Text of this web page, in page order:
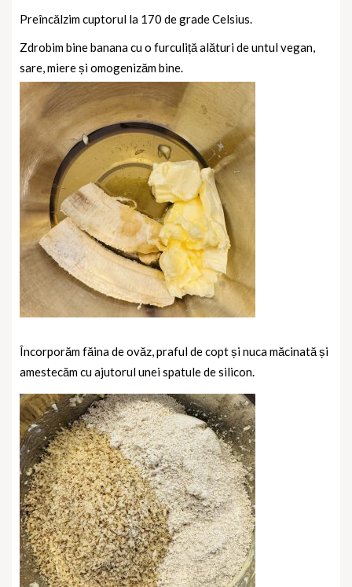
Preîncălzim cuptorul la 170 de grade Celsius.
Zdrobim bine banana cu o furculiță alături deuntul vegan,
sare,miere și omogenizăm bine.
Încorporăm făina de ovăz, praful de copt și nuca măcinată și
amestecăm cu ajutorul unei spatule de silicon.